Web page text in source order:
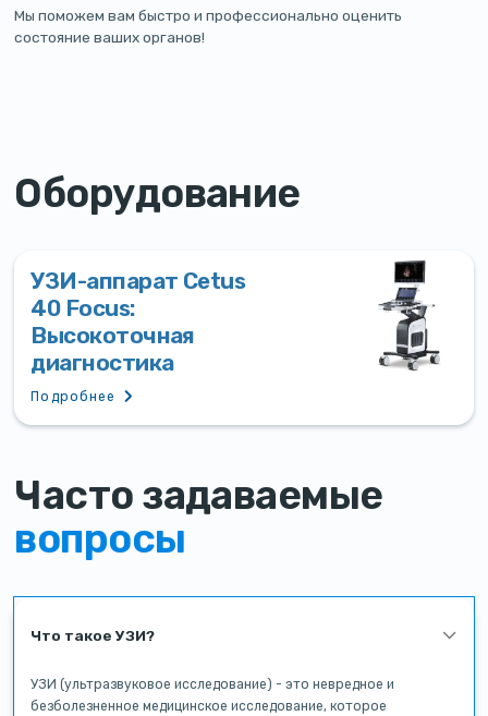
Мы поможем вам быстро и профессионально оценить
состояние ваших органов!
Оборудование
УЗИ-аппарат Cetus
40 Focus:
Высокоточная
диагностика
Подробнее
Часто задаваемые
вопросы
Что такое УЗИ?
УЗИ (ультразвуковое исследование) - это невредное и
безболезненное медицинское исследование, которое